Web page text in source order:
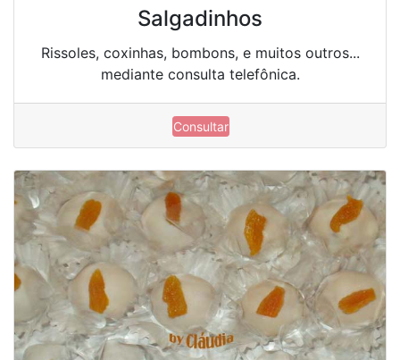
Salgadinhos
Rissoles, coxinhas, bombons, e muitos outros...
mediante consulta telefônica.
Consultar